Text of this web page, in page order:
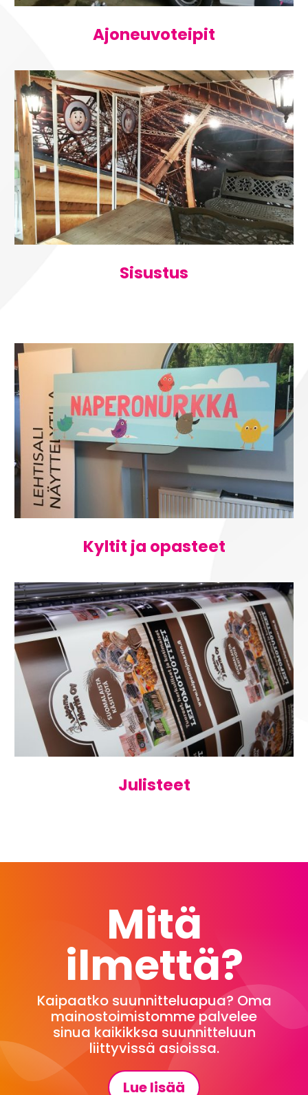
Ajoneuvoteipit
Sisustus
Kyltit ja opasteet
Julisteet
Mitä
ilmettä?
Kaipaatko suunnitteluapua? Oma
mainostoimistomme palvelee
sinua kaikikksa suunnitteluun
liittyvissä asioissa.
Lue lisää